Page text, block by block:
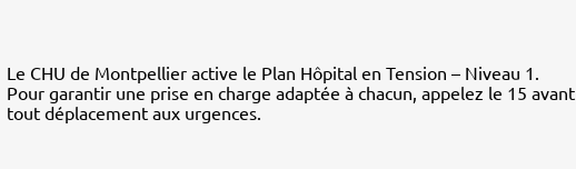
Le CHU de Montpellier active le Plan Hôpital en Tension – Niveau 1.
Pour garantir une prise en charge adaptée à chacun, appelez le 15 avant
tout déplacement aux urgences.